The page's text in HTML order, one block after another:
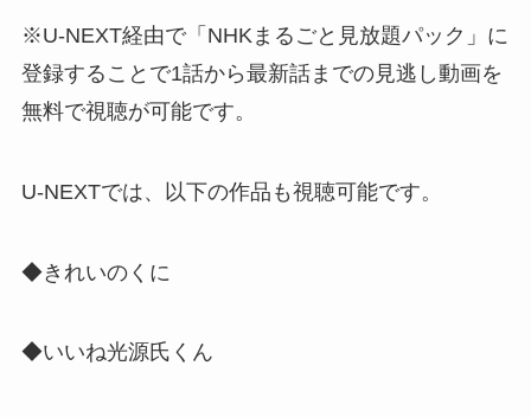
※U-NEXT経由で「NHKまるごと見放題パック」に
登録することで1話から最新話までの見逃し動画を
無料で視聴が可能です。
U-NEXTでは、以下の作品も視聴可能です。
◆きれいのくに
◆いいね光源氏くん